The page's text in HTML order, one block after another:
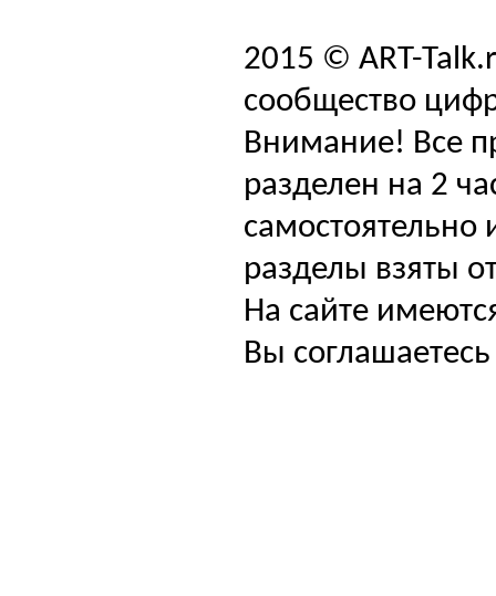
2015 © ART-
сообщество
Внимание! Все
разделен на 2
самостоятельно
разделы взяты
На сайте
Вы